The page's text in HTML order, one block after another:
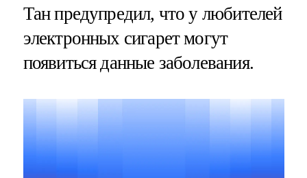
Тан предупредил, что у любителей
электронных сигарет могут
появиться данные заболевания.